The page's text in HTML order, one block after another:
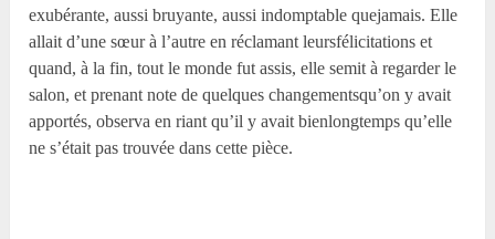
exubérante, aussi bruyante, aussi indomptable quejamais. Elle
allait d’une sœur à l’autre en réclamant leursfélicitations et
quand, à la fin, tout le monde fut assis, elle semit à regarder le
salon, et prenant note de quelques changementsqu’on y avait
apportés, observa en riant qu’il y avait bienlongtemps qu’elle
ne s’était pas trouvée dans cette pièce.